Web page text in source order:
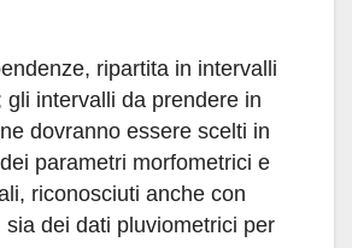
ripartita in intervalli
gli intervalli da prendere in
dovranno essere scelti in
parametri morfometrici e
riconosciuti anche con
sia dei dati pluviometrici per